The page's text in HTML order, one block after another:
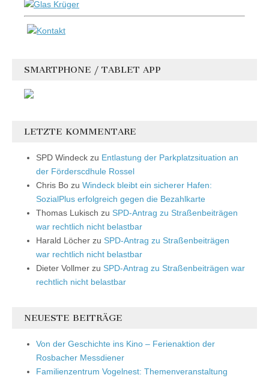
SMARTPHONE / TABLET APP
LETZTE KOMMENTARE
SPD Windeck zu Entlastung der Parkplatzsituation an
der Förderscdhule Rossel
Chris Bo zu Windeck bleibt ein sicherer Hafen:
SozialPlus erfolgreich gegen die Bezahlkarte
Thomas Lukisch zu SPD-Antrag zu Straßenbeiträgen
war rechtlich nicht belastbar
Harald Löcher zu SPD-Antrag zu Straßenbeiträgen
war rechtlich nicht belastbar
Dieter Vollmer zu SPD-Antrag zu Straßenbeiträgen war
rechtlich nicht belastbar
NEUESTE BEITRÄGE
Von der Geschichte ins Kino – Ferienaktion der
Rosbacher Messdiener
Familienzentrum Vogelnest: Themenveranstaltung